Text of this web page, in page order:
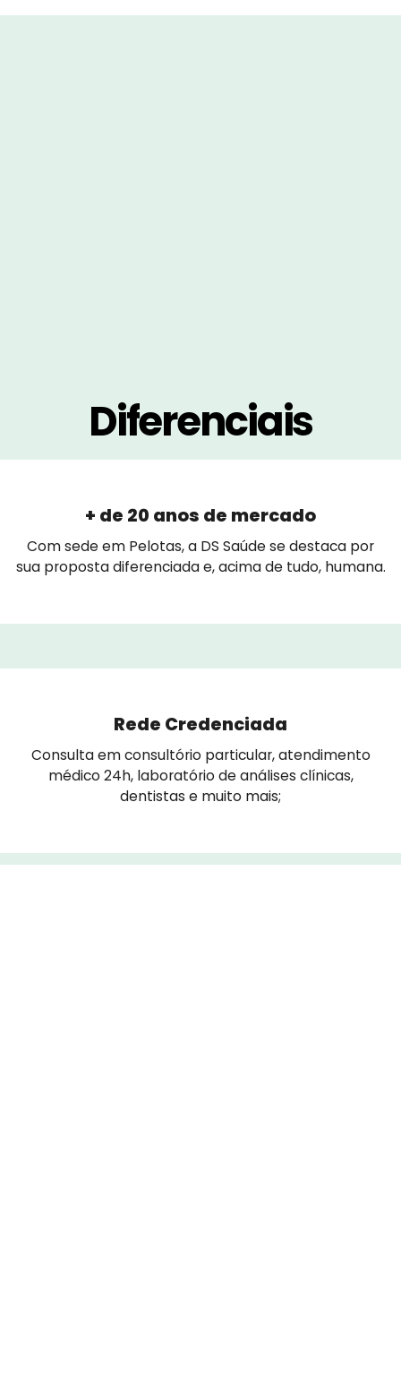
Diferenciais
+ de 20 anos de mercado
Com sede em Pelotas, a DS Saúde se destaca por
sua proposta diferenciada e, acima de tudo, humana.
Rede Credenciada
Consulta em consultório particular, atendimento
médico 24h, laboratório de análises clínicas,
dentistas e muito mais;